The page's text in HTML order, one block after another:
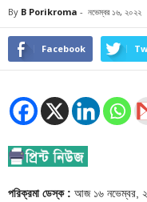
By B Porikroma - নভেম্বর ১৬, ২০২২
Facebook
পরিক্রমা ডেস্ক : আজ ১৬ নভেম্বর,